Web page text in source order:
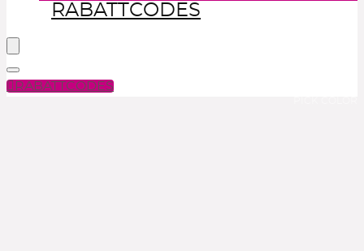
RABATTCODES
RABATTCODES